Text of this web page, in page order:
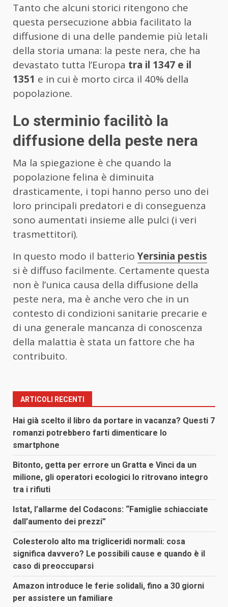
Tanto che alcuni storici ritengono che
questa persecuzione abbia facilitato la
diffusione di una delle pandemie più letali
della storia umana: la peste nera, che ha
devastato tutta l’Europa tra il 1347 e il
1351 e in cui è morto circa il 40% della
popolazione.
Lo sterminio facilitò la
diffusione della peste nera
Ma la spiegazione è che quando la
popolazione felina è diminuita
drasticamente, i topi hanno perso uno dei
loro principali predatori e di conseguenza
sono aumentati insieme alle pulci (i veri
trasmettitori).
In questo modo il batterioYersinia pestis
si è diffuso facilmente. Certamente questa
non è l’unica causa della diffusione della
peste nera, ma è anche vero che in un
contesto di condizioni sanitarie precarie e
di una generale mancanza di conoscenza
della malattia è stata un fattore che ha
contribuito.
ARTICOLI RECENTI
Hai già scelto il libro da portare in vacanza? Questi 7
romanzi potrebbero farti dimenticare lo
smartphone
Bitonto, getta per errore un Gratta e Vinci da un
milione, gli operatori ecologici lo ritrovano integro
tra i rifiuti
Istat, l’allarme del Codacons: “Famiglie schiacciate
dall’aumento dei prezzi”
Colesterolo alto ma trigliceridi normali: cosa
significa davvero? Le possibili cause e quando è il
caso di preoccuparsi
Amazon introduce le ferie solidali, fino a 30 giorni
per assistere un familiare